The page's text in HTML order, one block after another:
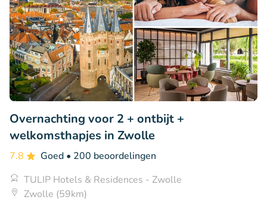
Overnachting voor 2 + ontbijt +
welkomsthapjes in Zwolle
7.8 Goed • 200 beoordelingen
TULIP Hotels & Residences - Zwolle
Zwolle (59km)